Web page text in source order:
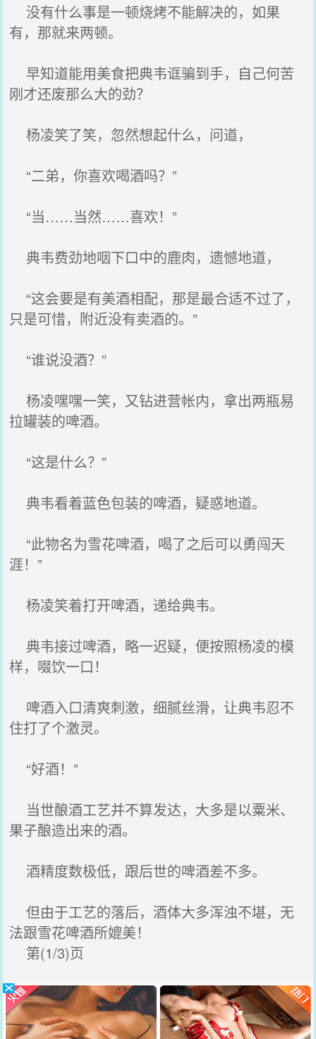
没有什么事是一顿烧烤不能解决的，如果
有，那就来两顿。
早知道能用美食把典韦诓骗到手，自己何苦
刚才还废那么大的劲？
杨凌笑了笑，忽然想起什么，问道，
“二弟，你喜欢喝酒吗？”
“当……当然……喜欢！”
典韦费劲地咽下口中的鹿肉，遗憾地道，
“这会要是有美酒相配，那是最合适不过了，
只是可惜，附近没有卖酒的。”
“谁说没酒？”
杨凌嘿嘿一笑，又钻进营帐内，拿出两瓶易
拉罐装的啤酒。
“这是什么？”
典韦看着蓝色包装的啤酒，疑惑地道。
“此物名为雪花啤酒，喝了之后可以勇闯天
涯！”
杨凌笑着打开啤酒，递给典韦。
典韦接过啤酒，略一迟疑，便按照杨凌的模
样，啜饮一口！
啤酒入口清爽刺激，细腻丝滑，让典韦忍不
住打了个激灵。
“好酒！”
当世酿酒工艺并不算发达，大多是以粟米、
果子酿造出来的酒。
酒精度数极低，跟后世的啤酒差不多。
但由于工艺的落后，酒体大多浑浊不堪，无
法跟雪花啤酒所媲美！
第(1/3)页